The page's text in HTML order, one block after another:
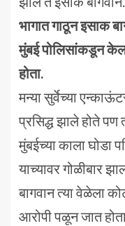
भागात गाठून इसाक
मुंबई पोलिसांकडून
होता.
मन्या सुर्वेच्या
प्रसिद्ध झाले होते पण
मुंबईच्या काला घोडा
याच्यावर गोळीबार
बागवान त्या वेळेला
आरोपी पळून जात होता